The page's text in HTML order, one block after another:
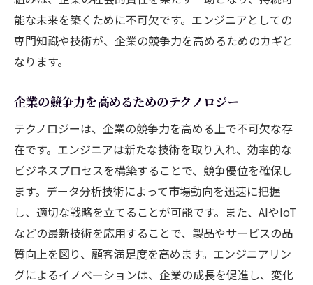
能な未来を築くために不可欠です。エンジニアとしての
専門知識や技術が、企業の競争力を高めるためのカギと
なります。
企業の競争力を高めるためのテクノロジー
テクノロジーは、企業の競争力を高める上で不可欠な存
在です。エンジニアは新たな技術を取り入れ、効率的な
ビジネスプロセスを構築することで、競争優位を確保し
ます。データ分析技術によって市場動向を迅速に把握
し、適切な戦略を立てることが可能です。また、AIやIoT
などの最新技術を応用することで、製品やサービスの品
質向上を図り、顧客満足度を高めます。エンジニアリン
グによるイノベーションは、企業の成長を促進し、変化